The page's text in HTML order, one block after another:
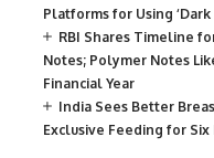
Platforms for Using ‘Dark
RBI Shares Timeline
Notes; Polymer Notes
Financial Year
India Sees Better
Exclusive Feeding for